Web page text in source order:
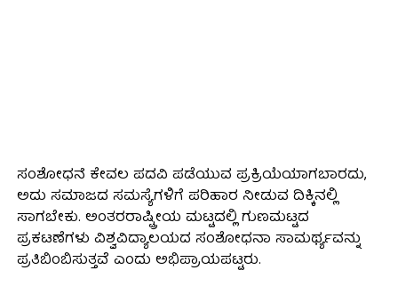
ಸಂಶೋಧನೆ ಕೇವಲ ಪದವಿ ಪಡೆಯುವ ಪ್ರಕ್ರಿಯೆಯಾಗಬಾರದು,
ಅದು ಸಮಾಜದ ಸಮಸ್ಯೆಗಳಿಗೆ ಪರಿಹಾರ ನೀಡುವ ದಿಕ್ಕಿನಲ್ಲಿ
ಸಾಗಬೇಕು. ಅಂತರರಾಷ್ಟ್ರೀಯ ಮಟ್ಟದಲ್ಲಿ ಗುಣಮಟ್ಟದ
ಪ್ರಕಟಣೆಗಳು ವಿಶ್ವವಿದ್ಯಾಲಯದ ಸಂಶೋಧನಾ ಸಾಮರ್ಥ್ಯವನ್ನು
ಪ್ರತಿಬಿಂಬಿಸುತ್ತವೆ ಎಂದು ಅಭಿಪ್ರಾಯಪಟ್ಟರು.